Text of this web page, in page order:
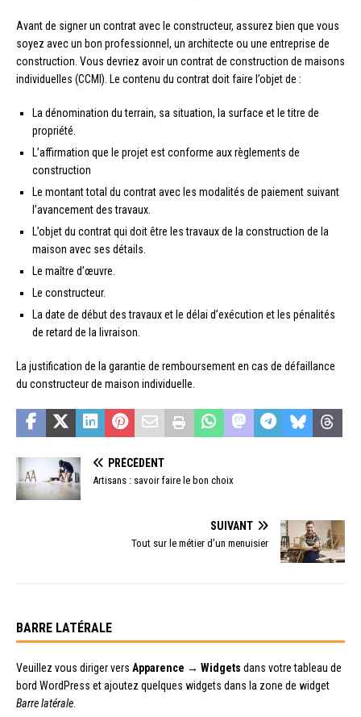
Avant de signer un contrat avec le constructeur, assurez bien que vous
soyez avec un bon professionnel, un architecte ou une entreprise de
construction. Vous devriez avoir un contrat de construction de maisons
individuelles (CCMI). Le contenu du contrat doit faire l’objet de :
La dénomination du terrain, sa situation, la surface et le titre de
propriété.
L’affirmation que le projet est conforme aux règlements de
construction
Le montant total du contrat avec les modalités de paiement suivant
l’avancement des travaux.
L’objet du contrat qui doit être les travaux de la construction de la
maison avec ses détails.
Le maître d’œuvre.
Le constructeur.
La date de début des travaux et le délai d’exécution et les pénalités
de retard de la livraison.
La justification de la garantie de remboursement en cas de défaillance
du constructeur de maison individuelle.
PRÉCÉDENT
Artisans : savoir faire le bon choix
SUIVANT
Tout sur le métier d’un menuisier
BARRE LATÉRALE
Veuillez vous diriger vers Apparence → Widgets dans votre tableau de
bord WordPress et ajoutez quelques widgets dans la zone de widget
Barre latérale.